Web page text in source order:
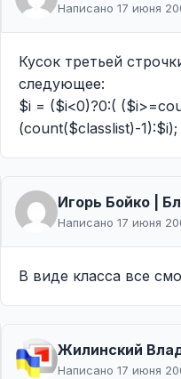
Написано 17 июня
Кусок третьей
следующее:
$i = ($i<0)?0:(
(count($classlist)-1):$i);
Игорь Бойко |
Написано 17 июня
В виде класса все
Жилинcкий
Написано 17 июня